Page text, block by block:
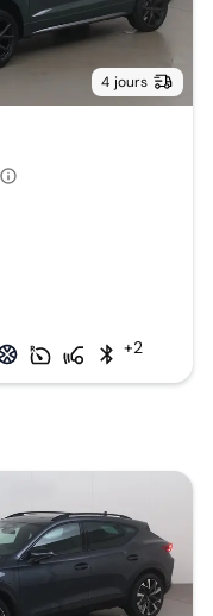
4 jours
+2